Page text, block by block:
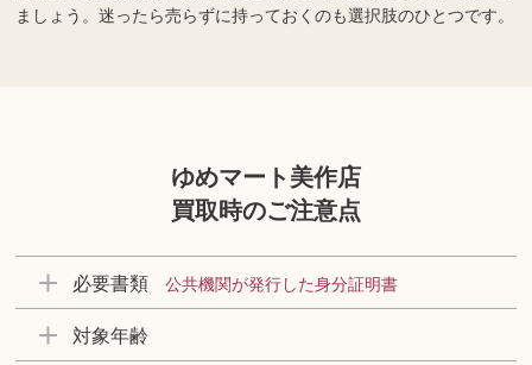
ましょう。迷ったら売らずに持っておくのも選択肢のひとつです。
ゆめマート美作店
買取時のご注意点
必要書類 公共機関が発行した身分証明書
対象年齢